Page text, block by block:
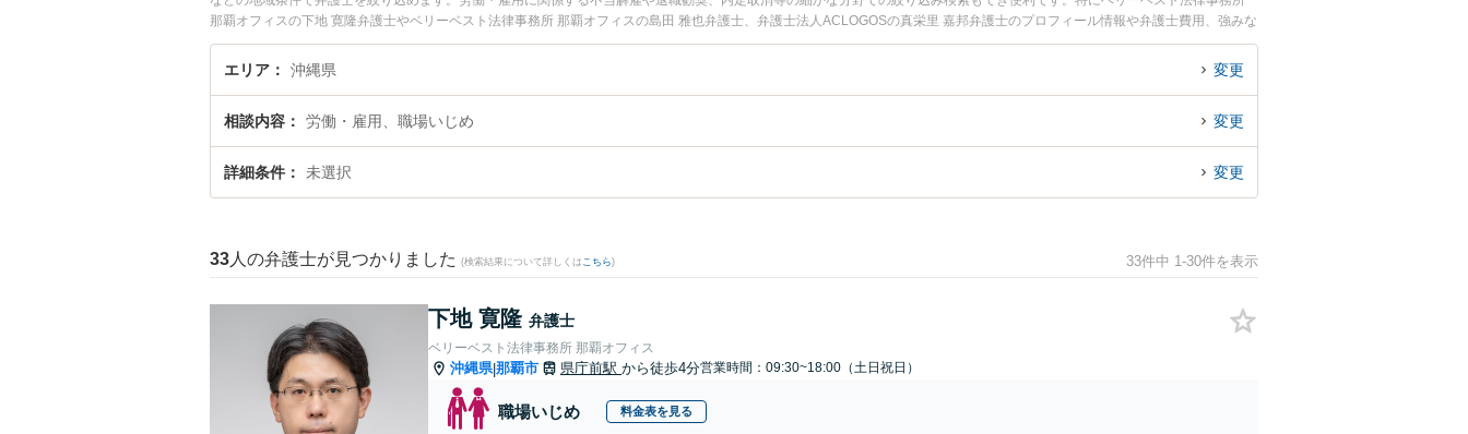
那覇オフィスの下地 寛隆弁護士やベリーベスト法律事務所 那覇オフィスの島田 雅也弁護士、弁護士法人ACLOGOSの真栄里 嘉邦弁護士のプロフィール情報や弁護士費用、強みな
どが注目されています。『沖縄県で土日や夜間に発生した職場いじめのトラブルを今すぐに弁護士に相談したい』『職場いじめのトラブル解決の実績豊富な近くの弁護士を検索し
たい』『初回相談無料で職場いじめを法律相談できる沖縄県内の弁護士に相談予約したい』などでお困りの相談者さんにおすすめです。
エリア 沖縄県 変更
相談内容 労働・雇用、職場いじめ 変更
詳細条件 未選択 変更
33 人の弁護士が見つかりました (検索結果について詳しくは こちら) 33件中 1-30件を表示
下地 寛隆 弁護士
ベリーベスト法律事務所 那覇オフィス
沖縄県|那覇市 県庁前駅 から徒歩4分営業時間：09:30~18:00（土日祝日）
職場いじめ 料金表を見る